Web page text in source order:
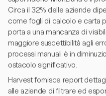
Circa il 32% delle aziende
come fogli di calcolo e carta
porta a una mancanza di
maggiore suscettibilità agli
processi manuali è in
ostacolo significativo.
Harvest fornisce report
alle aziende di filtrare ed